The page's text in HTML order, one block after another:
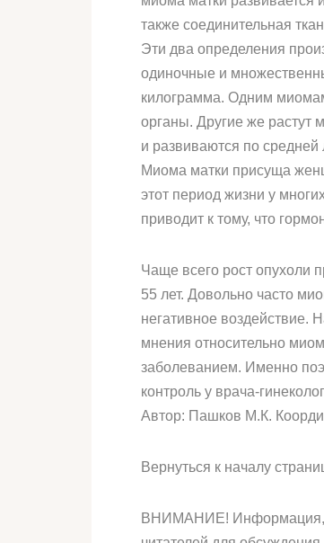
также соединительная
Эти два определения
одиночные и
килограмма. Одним
органы. Другие же растут
и развиваются по
Миома матки присуща
этот период жизни у
приводит к тому, что
Чаще всего рост опухоли
55 лет. Довольно часто
негативное
мнения относительно
заболеванием. Именно
контроль у врача-
Автор: Пашков М.К.
Вернуться к началу
ВНИМАНИЕ! Информация,